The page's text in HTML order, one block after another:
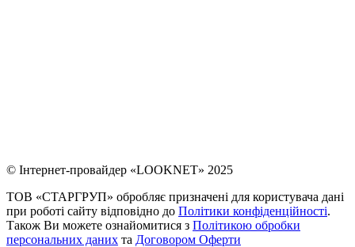
© Інтернет-провайдер «LOOKNET» 2025
ТОВ «СТАРГРУП» обробляє призначені для користувача дані
при роботі сайту відповідно до Політики конфіденційності.
Також Ви можете ознайомитися з Політикою обробки
персональних даних та Договором Оферти